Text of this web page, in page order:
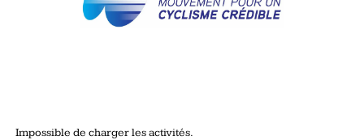
Impossible de charger les activités.